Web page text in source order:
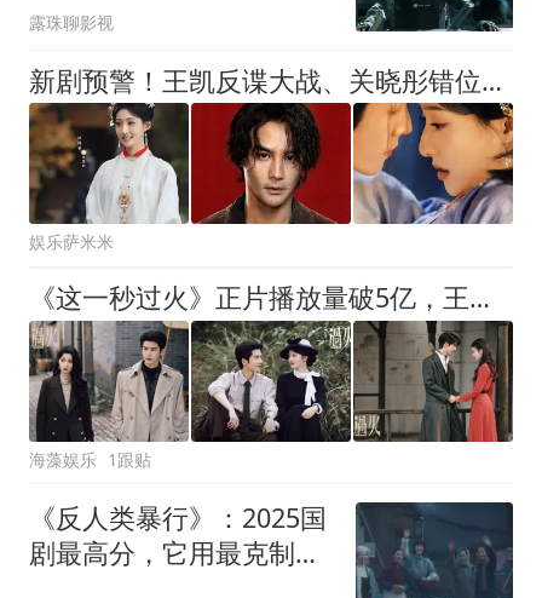
鹫
露珠聊影视
新剧预警！王凯反谍大战、关晓彤错位人生，古装虐恋×国安反谍×年代换子，你最期待哪一部？
娱乐萨米米
《这一秒过火》正片播放量破5亿，王楚然张凌赫民国虐恋为何热度持续走高
海藻娱乐 1跟贴
《反人类暴行》：2025国
剧最高分，它用最克制的